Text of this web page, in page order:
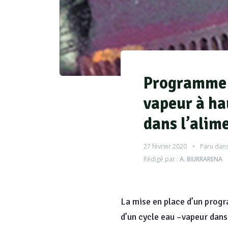
vapeur à
dans
27 février 2020
Paru
Rédigé par : A. BIURRARENA
La mise en place d’un
d’un cycle eau –vapeur